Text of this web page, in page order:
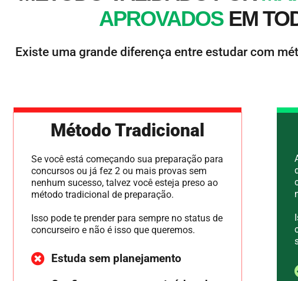
APROVADOS EM
Existe uma grande diferença entre estudar com
Método Tradicional
Se você está começando sua preparação para
concursos ou já fez 2 ou mais provas sem
nenhum sucesso, talvez você esteja preso ao
método tradicional de preparação.
Isso pode te prender para sempre no status de
concurseiro e não é isso que queremos.
Estuda sem planejamento